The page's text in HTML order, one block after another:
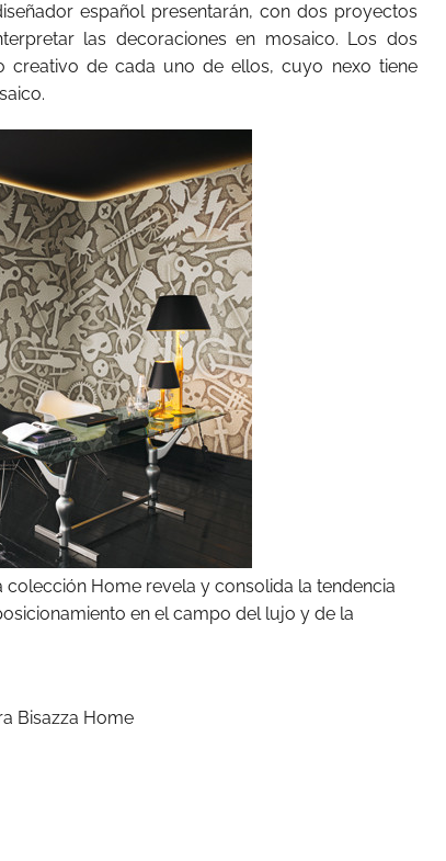
español presentarán, con dos proyectos
las decoraciones en mosaico. Los dos
creativo de cada uno de ellos, cuyo nexo tiene
colección Home revela y consolida la tendencia
en el campo del lujo y de la
Bisazza Home